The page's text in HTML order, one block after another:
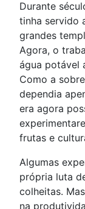
Durante
tinha servido
grandes
Agora, o
água potável
Como a
dependia
era agora
frutas e
Algumas
própria luta
colheitas.
na